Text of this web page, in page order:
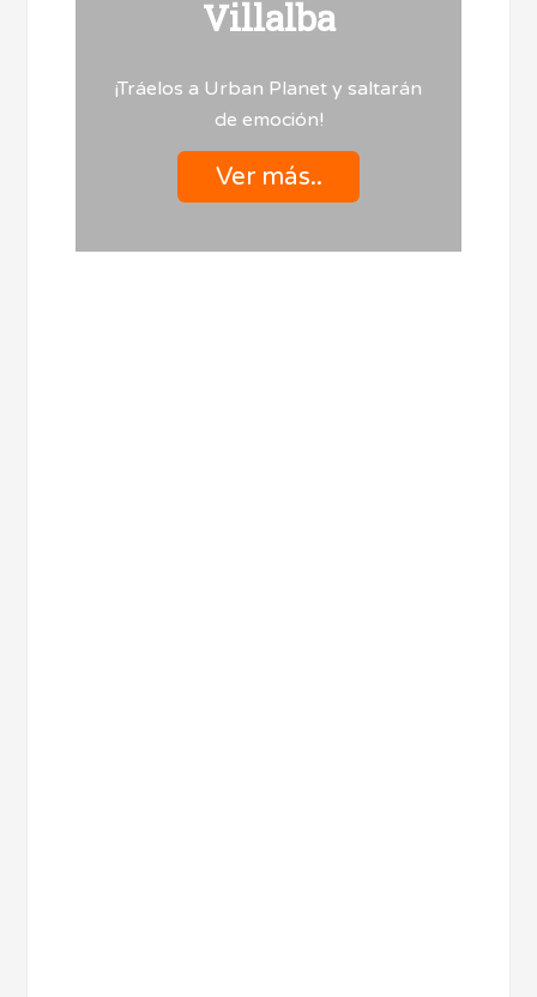
Villalba
¡Tráelos a Urban Planet y saltarán
de emoción!
Ver más..